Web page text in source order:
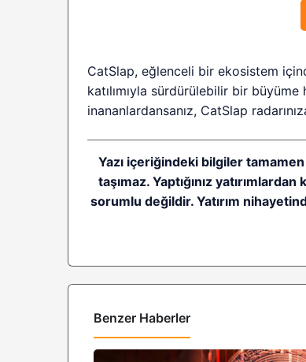
CatSlap, eğlenceli bir ekosistem
katılımıyla sürdürülebilir bir
inananlardansanız, CatSlap
Yazı içeriğindeki bilgiler
taşımaz. Yaptığınız
sorumlu değildir. Yatırım
Benzer Haberler